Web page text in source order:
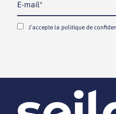
J’accepte la politique de